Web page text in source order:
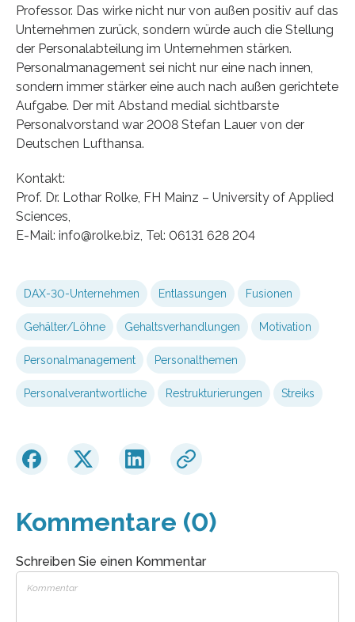
Professor. Das wirke nicht nur von außen positiv auf das
Unternehmen zurück, sondern würde auch die Stellung
der Personalabteilung im Unternehmen stärken.
Personalmanagement sei nicht nur eine nach innen,
sondern immer stärker eine auch nach außen gerichtete
Aufgabe. Der mit Abstand medial sichtbarste
Personalvorstand war 2008 Stefan Lauer von der
Deutschen Lufthansa.
Kontakt:
Prof. Dr. Lothar Rolke, FH Mainz – University of Applied
Sciences,
E-Mail: info@rolke.biz, Tel: 06131 628 204
DAX-30-Unternehmen Entlassungen Fusionen
Gehälter/Löhne Gehaltsverhandlungen Motivation
Personalmanagement Personalthemen
Personalverantwortliche Restrukturierungen Streiks
Kommentare (0)
Schreiben Sie einen Kommentar